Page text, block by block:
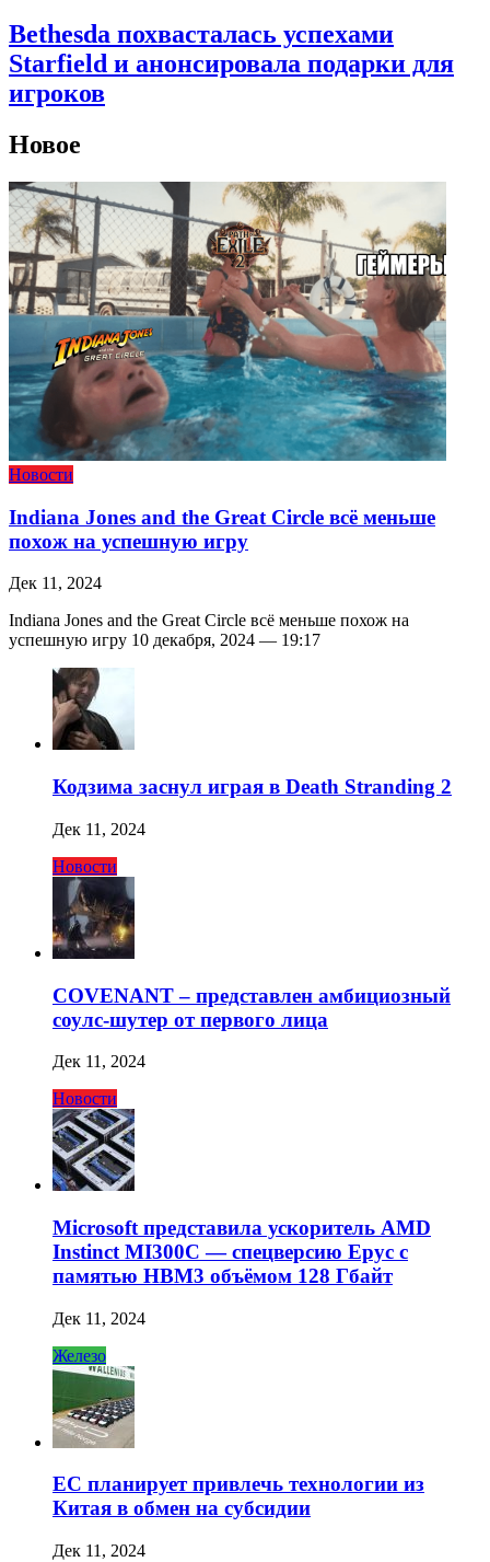
Bethesda похвасталась успехами
Starfield и анонсировала подарки для
игроков
Новое
Новости
Indiana Jones and the Great Circle всё меньше
похож на успешную игру
Дек 11, 2024
Indiana Jones and the Great Circle всё меньше похож на
успешную игру 10 декабря, 2024 — 19:17
Кодзима заснул играя в Death Stranding 2
Дек 11, 2024
Новости
COVENANT – представлен амбициозный
соулс-шутер от первого лица
Дек 11, 2024
Новости
Microsoft представила ускоритель AMD
Instinct MI300C — спецверсию Epyc с
памятью HBM3 объёмом 128 Гбайт
Дек 11, 2024
Железо
ЕС планирует привлечь технологии из
Китая в обмен на субсидии
Дек 11, 2024